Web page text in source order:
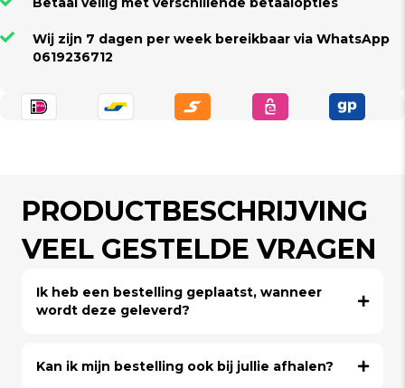
Wij zijn 7 dagen per week bereikbaar via WhatsApp
0619236712
PRODUCTBESCHRIJVING
VEEL GESTELDE VRAGEN
Ik heb een bestelling geplaatst, wanneer
wordt deze geleverd?
Kan ik mijn bestelling ook bij jullie afhalen?